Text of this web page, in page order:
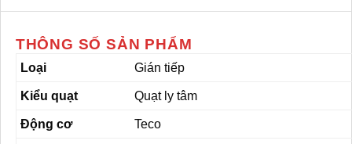
THÔNG SỐ SẢN PHẨM
Loại Gián tiếp
Kiểu quạt Quạt ly tâm
Động cơ Teco